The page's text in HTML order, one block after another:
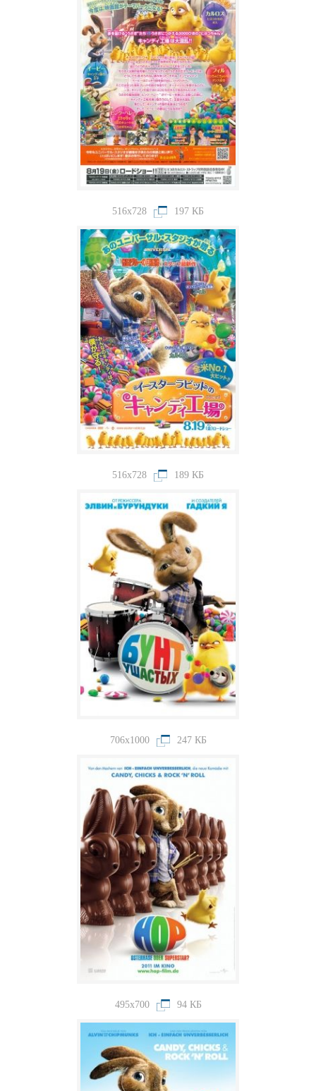
516x728 197 КБ
516x728 189 КБ
706x1000 247 КБ
495x700 94 КБ